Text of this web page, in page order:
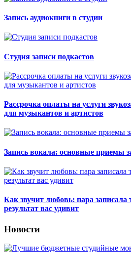
Запись аудиокниги в студии
Студия записи подкастов
Рассрочка оплаты на услуги
для музыкантов и артистов
Запись вокала: основные приемы
Как звучит любовь: пара
результат вас удивит
Новости